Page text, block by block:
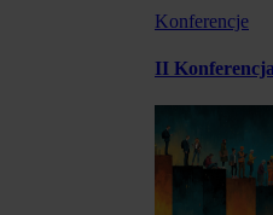
Konferencje
II